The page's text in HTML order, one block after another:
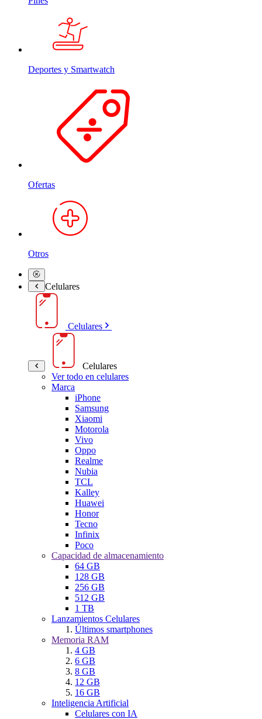
Deportes y Smartwatch
Ofertas
Otros
Celulares
Celulares
Celulares
Ver todo en celulares
Marca
iPhone
Samsung
Xiaomi
Motorola
Vivo
Oppo
Realme
Nubia
TCL
Kalley
Huawei
Honor
Tecno
Infinix
Poco
Capacidad de almacenamiento
64 GB
128 GB
256 GB
512 GB
1 TB
Lanzamientos Celulares
Últimos smartphones
Memoria RAM
4 GB
6 GB
8 GB
12 GB
16 GB
Inteligencia Artificial
Celulares con IA